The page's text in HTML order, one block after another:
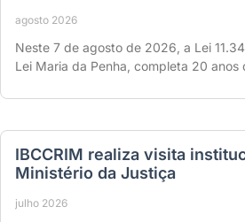
agosto 2026
Neste 7 de agosto de 2026, a Lei
Lei Maria da Penha, completa 20 anos
IBCCRIM realiza visita
Ministério da Justiça
julho 2026